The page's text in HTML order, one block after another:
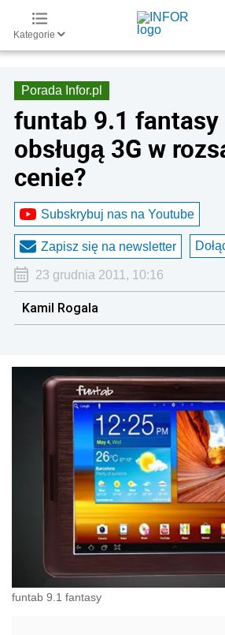
Kategorie
Porada Infor.pl
funtab 9.1
obsługą 3G w
cenie?
Subskrybuj nas na Youtube
Zapisz się na newsletter
23 grudnia 2011, 10:16
Kamil Rogala
funtab 9.1 fantasy